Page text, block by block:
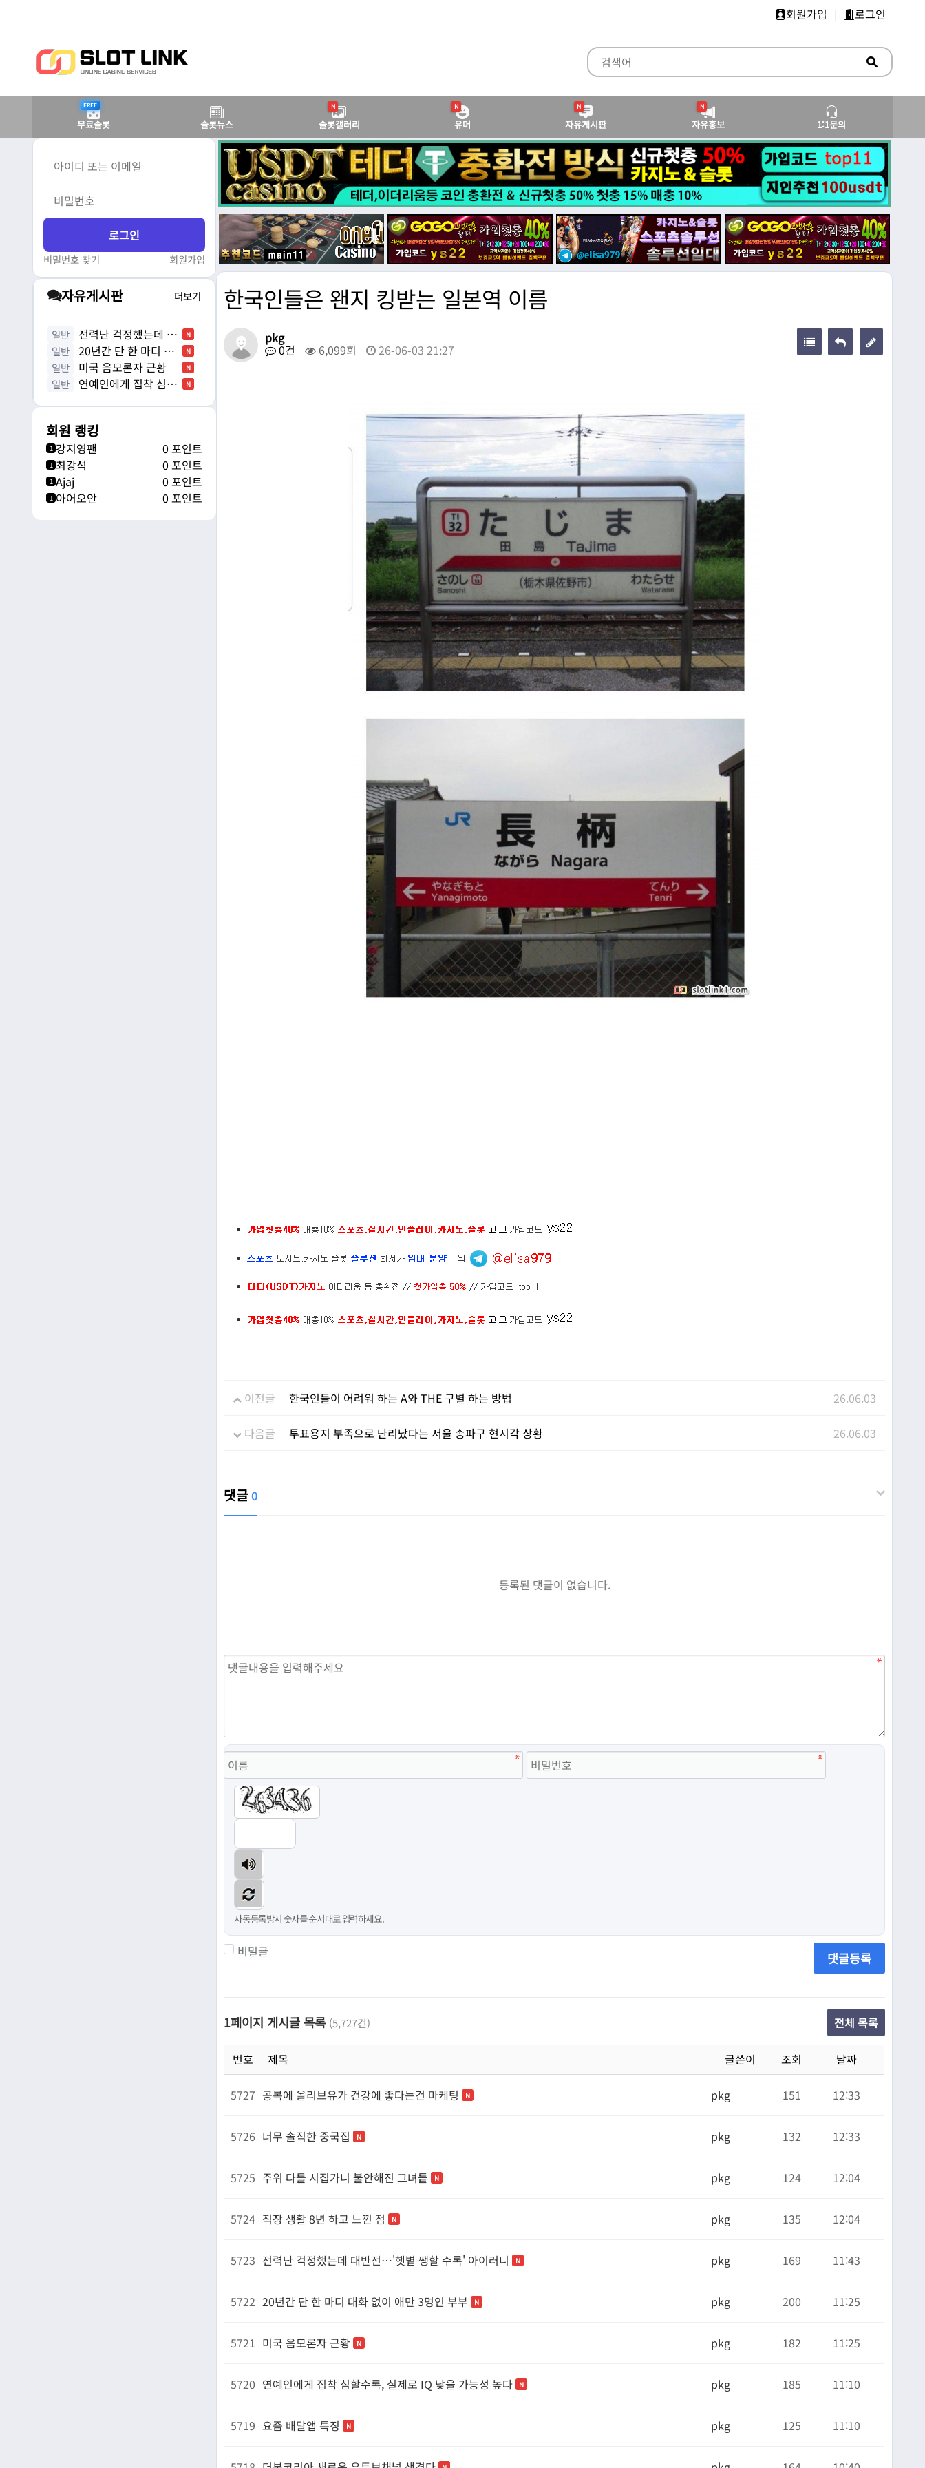
회원가입 | 로그인
FREE
무료슬롯 슬롯뉴스
N
슬롯갤러리
N
유머
N
자유게시판
N
자유홍보 1:1문의
비밀번호 찾기 회원가입
자유게시판 더보기
일반
전력난 걱정했는데 대
반전…'햇볕 쨍할 수록' 아이
러니
N
일반
20년간 단 한 마디 대
화 없이 애만 3명인 부부
N
일반 미국 음모론자 근황 N
일반
연예인에게 집착 심할
N
회원 랭킹
1 강지영팬 0 포인트
1 최강석 0 포인트
1 Ajaj 0 포인트
1 아어오안 0 포인트
한국인들은 왠지 킹받는 일본역 이름
pkg
0건 6,099회 26-06-03 21:27
이전글 한국인들이 어려워 하는 A와 THE 구별 하는 방법 26.06.03
다음글 투표용지 부족으로 난리났다는 서울 송파구 현시각 상황 26.06.03
댓글0
등록된 댓글이 없습니다.
자동등록방지 숫자를 순서대로 입력하세요.
비밀글 댓글등록
1페이지 게시글 목록 (5,727건) 전체 목록
번호 제목 글쓴이 조회 날짜
5727 공복에 올리브유가 건강에 좋다는건 마케팅 N pkg 151 12:33
5726 너무 솔직한 중국집 N pkg 132 12:33
5725 주위 다들 시집가니 불안해진 그녀듵 N pkg 124 12:04
5724 직장 생활 8년 하고 느낀 점 N pkg 135 12:04
5723 전력난 걱정했는데 대반전…'햇볕 쨍할 수록' 아이러니 N pkg 169 11:43
5722 20년간 단 한 마디 대화 없이 애만 3명인 부부 N pkg 200 11:25
5721 미국 음모론자 근황 N pkg 182 11:25
5720 연예인에게 집착 심할수록, 실제로 IQ 낮을 가능성 높다 N pkg 185 11:10
5719 요즘 배달앱 특징 N pkg 125 11:10